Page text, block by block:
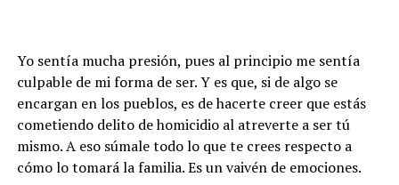
Yo sentía mucha presión, pues al principio me sentía
culpable de mi forma de ser. Y es que, si de algo se
encargan en los pueblos, es de hacerte creer que estás
cometiendo delito de homicidio al atreverte a ser tú
mismo. A eso súmale todo lo que te crees respecto a
cómo lo tomará la familia. Es un vaivén de emociones.